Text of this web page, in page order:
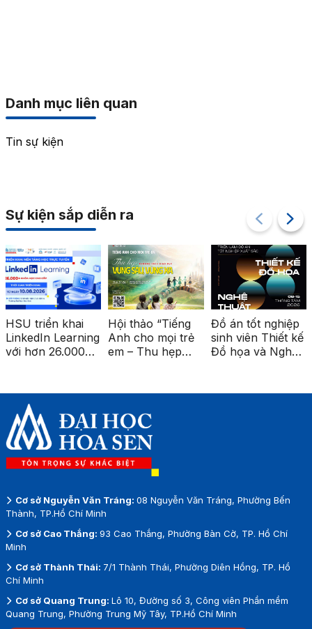
Danh mục liên quan
Tin sự kiện
Sự kiện sắp diễn ra
HSU triển khai
LinkedIn Learning
với hơn 26.000
Hội thảo “Tiếng
Anh cho mọi trẻ
em – Thu hẹp
vùng xa”
Đồ án tốt nghiệp
sinh viên Thiết kế
Đồ họa và Nghệ
Metro Bến Thành
Cơ sở Nguyễn Văn Tráng: 08 Nguyễn Văn Tráng, Phường Bến
Thành, TP.Hồ Chí Minh
Cơ sở Cao Thắng: 93 Cao Thắng, Phường Bàn Cờ, TP. Hồ Chí
Minh
Cơ sở Thành Thái: 7/1 Thành Thái, Phường Diên Hồng, TP. Hồ
Chí Minh
Cơ sở Quang Trung: Lô 10, Đường số 3, Công viên Phần mềm
Quang Trung, Phường Trung Mỹ Tây, TP.Hồ Chí Minh